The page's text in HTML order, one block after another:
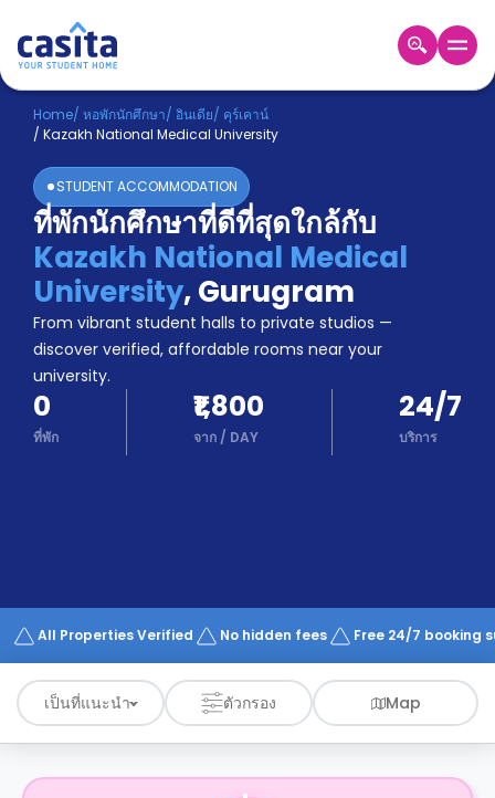
Home TH INR
เข้าสู่
ระบบ
Booking
Accommodation
About
us
Blog
Refer
And
Earn
Become
A
Partner
Help
Works
Home/ หอพักนักศึกษา/ อินเดีย/ คุร์เคาน์
/ Kazakh National Medical University
STUDENT ACCOMMODATION
ที่พักนักศึกษาที่ดีที่สุดใกล้กับ
Kazakh National Medical
University,Gurugram
From vibrant student halls to private studios —
discover verified, affordable rooms near your
university.
0
ที่พัก
₹1,800
จาก / DAY
24/7
บริการ
All Properties Verified No hidden fees Free 24/7 booking
เป็นที่แนะนำ ตัวกรอง Map